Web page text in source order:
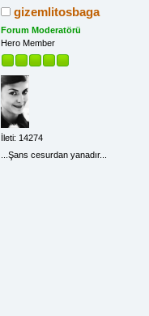
gizemlitosbaga
Forum Moderatörü
Hero Member
İleti: 14274
...Şans cesurdan yanadır...